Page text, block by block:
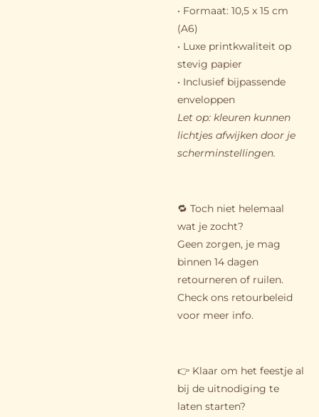
• Formaat: 10,5 x 15 cm
(A6)
• Luxe printkwaliteit op
stevig papier
• Inclusief bijpassende
enveloppen
Let op: kleuren kunnen
lichtjes afwijken door je
scherminstellingen.
🔁 Toch niet helemaal
wat je zocht?
Geen zorgen, je mag
binnen 14 dagen
retourneren of ruilen.
Check ons retourbeleid
voor meer info.
👉 Klaar om het feestje al
bij de uitnodiging te
laten starten?